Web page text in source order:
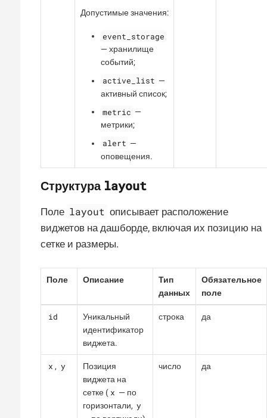
Допустимые значения:
event_storage
— хранилище
событий;
active_list —
активный список;
metric —
метрики;
alert —
оповещения.
Структура layout
Поле layout описывает расположение
виджетов на дашборде, включая их позицию на
сетке и размеры.
Поле Описание
Тип
данных
Обязательное
поле
id
Уникальный
идентификатор
виджета.
строка да
x , y
Позиция
виджета на
сетке ( x — по
горизонтали, y
число да